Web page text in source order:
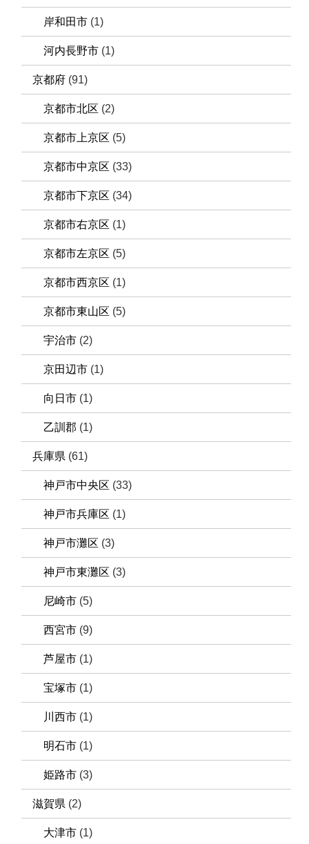
岸和田市 (1)
河内長野市 (1)
京都府 (91)
京都市北区 (2)
京都市上京区 (5)
京都市中京区 (33)
京都市下京区 (34)
京都市右京区 (1)
京都市左京区 (5)
京都市西京区 (1)
京都市東山区 (5)
宇治市 (2)
京田辺市 (1)
向日市 (1)
乙訓郡 (1)
兵庫県 (61)
神戸市中央区 (33)
神戸市兵庫区 (1)
神戸市灘区 (3)
神戸市東灘区 (3)
尼崎市 (5)
西宮市 (9)
芦屋市 (1)
宝塚市 (1)
川西市 (1)
明石市 (1)
姫路市 (3)
滋賀県 (2)
大津市 (1)